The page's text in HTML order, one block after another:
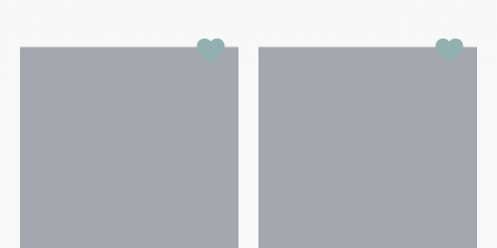
favorite favorite